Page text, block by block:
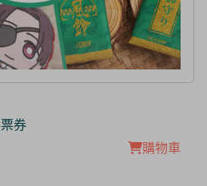
擬】
券】限量周邊抽抽樂